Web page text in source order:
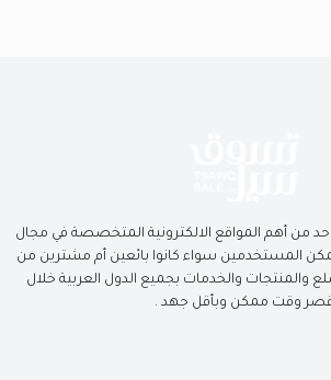
من أهم المواقع الالكترونية المتخصصة في مجال
تمكن المستخدمين سواء كانوا بائعين أم مشترين من
والمنتجات والخدمات بجميع الدول العربية خلال
وقت ممكن وبأقل جهد .